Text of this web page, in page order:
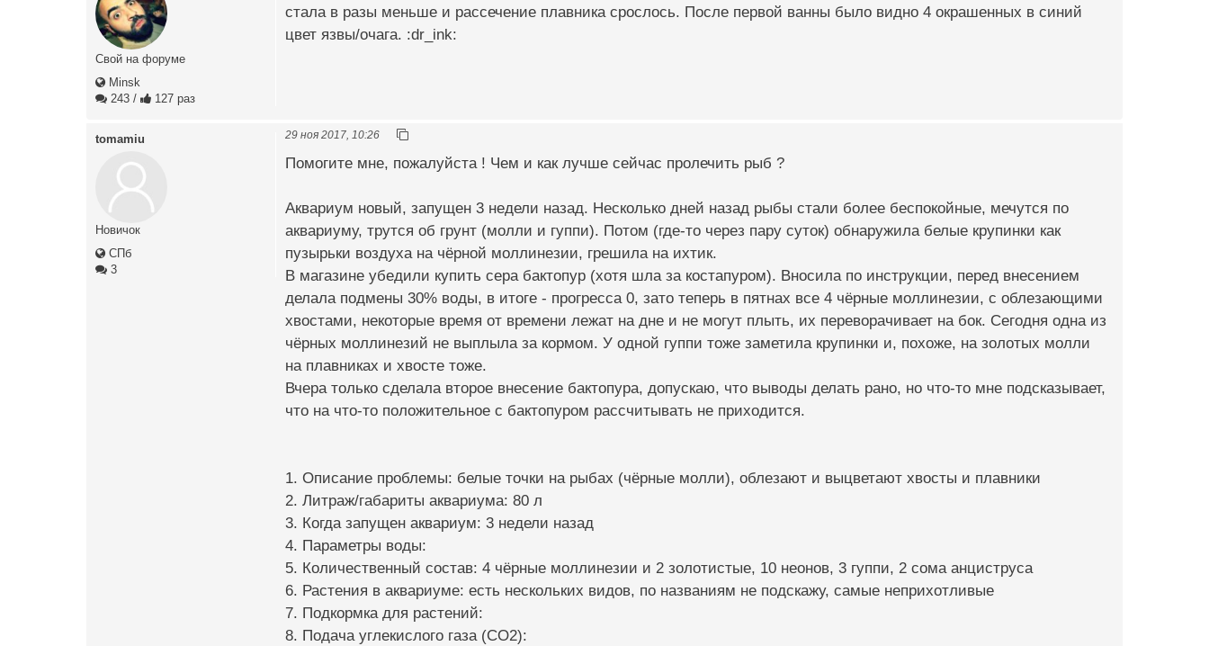
Свой на форуме
Minsk
243 / 127 раз
стала в разы меньше и рассечение плавника срослось. После первой ванны было видно 4 окрашенных в синий
цвет язвы/очага. :dr_ink:
tomamiu
Новичок
СПб
3
29 ноя 2017, 10:26
Помогите мне, пожалуйста ! Чем и как лучше сейчас пролечить рыб ?
Аквариум новый, запущен 3 недели назад. Несколько дней назад рыбы стали более беспокойные, мечутся по
аквариуму, трутся об грунт (молли и гуппи). Потом (где-то через пару суток) обнаружила белые крупинки как
пузырьки воздуха на чёрной моллинезии, грешила на ихтик.
В магазине убедили купить сера бактопур (хотя шла за костапуром). Вносила по инструкции, перед внесением
делала подмены 30% воды, в итоге - прогресса 0, зато теперь в пятнах все 4 чёрные моллинезии, с облезающими
хвостами, некоторые время от времени лежат на дне и не могут плыть, их переворачивает на бок. Сегодня одна из
чёрных моллинезий не выплыла за кормом. У одной гуппи тоже заметила крупинки и, похоже, на золотых молли
на плавниках и хвосте тоже.
Вчера только сделала второе внесение бактопура, допускаю, что выводы делать рано, но что-то мне подсказывает,
что на что-то положительное с бактопуром рассчитывать не приходится.
1. Описание проблемы: белые точки на рыбах (чёрные молли), облезают и выцветают хвосты и плавники
2. Литраж/габариты аквариума: 80 л
3. Когда запущен аквариум: 3 недели назад
4. Параметры воды:
5. Количественный состав: 4 чёрные моллинезии и 2 золотистые, 10 неонов, 3 гуппи, 2 сома анциструса
6. Растения в аквариуме: есть нескольких видов, по названиям не подскажу, самые неприхотливые
7. Подкормка для растений:
8. Подача углекислого газа (CO2):